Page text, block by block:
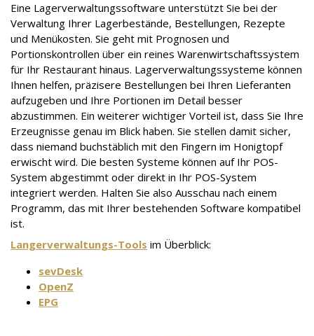
Eine Lagerverwaltungssoftware unterstützt Sie bei der
Verwaltung Ihrer Lagerbestände, Bestellungen, Rezepte
und Menükosten. Sie geht mit Prognosen und
Portionskontrollen über ein reines Warenwirtschaftssystem
für Ihr Restaurant hinaus. Lagerverwaltungssysteme können
Ihnen helfen, präzisere Bestellungen bei Ihren Lieferanten
aufzugeben und Ihre Portionen im Detail besser
abzustimmen. Ein weiterer wichtiger Vorteil ist, dass Sie Ihre
Erzeugnisse genau im Blick haben. Sie stellen damit sicher,
dass niemand buchstäblich mit den Fingern im Honigtopf
erwischt wird. Die besten Systeme können auf Ihr POS-
System abgestimmt oder direkt in Ihr POS-System
integriert werden. Halten Sie also Ausschau nach einem
Programm, das mit Ihrer bestehenden Software kompatibel
ist.
Langerverwaltungs-Tools im Überblick:
sevDesk
OpenZ
EPG